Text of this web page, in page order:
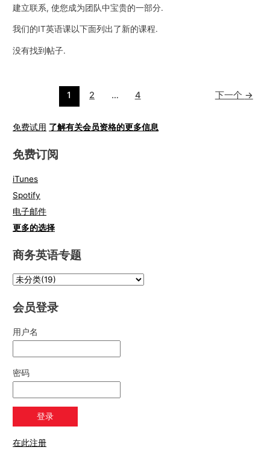
建立联系, 使您成为团队中宝贵的一部分.
我们的IT英语课以下面列出了新的课程.
没有找到帖子.
1 2 … 4 下一个 →
免费试用 了解有关会员资格的更多信息
免费订阅
iTunes
Spotify
电子邮件
更多的选择
商务英语专题
会员登录
用户名
密码
在此注册